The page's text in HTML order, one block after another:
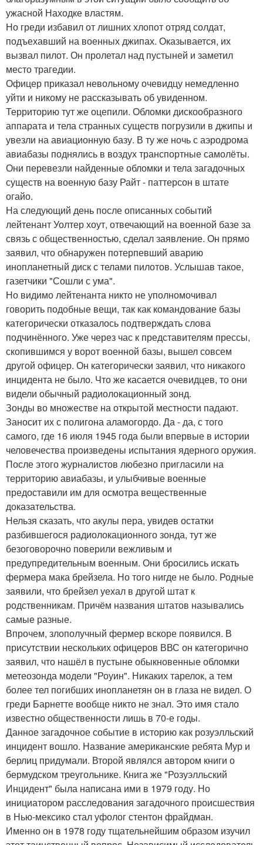
ужасной Находке властям.
Но греди избавил от лишних хлопот отряд солдат,
подъехавший на военных джипах. Оказывается, их
вызвал пилот. Он пролетал над пустыней и заметил
место трагедии.
Офицер приказал невольному очевидцу немедленно
уйти и никому не рассказывать об увиденном.
Территорию тут же оцепили. Обломки дискообразного
аппарата и тела странных существ погрузили в джипы и
увезли на авиационную базу. В ту же ночь с аэродрома
авиабазы поднялись в воздух транспортные самолёты.
Они перевезли найденные обломки и тела загадочных
существ на военную базу Райт - паттерсон в штате
огайо.
На следующий день после описанных событий
лейтенант Уолтер хоут, отвечающий на военной базе за
связь с общественностью, сделал заявление. Он прямо
заявил, что обнаружен потерпевший аварию
инопланетный диск с телами пилотов. Услышав такое,
газетчики "Сошли с ума".
Но видимо лейтенанта никто не уполномочивал
говорить подобные вещи, так как командование базы
категорически отказалось подтверждать слова
подчинённого. Уже через час к представителям прессы,
скопившимся у ворот военной базы, вышел совсем
другой офицер. Он категорически заявил, что никакого
инцидента не было. Что же касается очевидцев, то они
видели обычный радиолокационный зонд.
Зонды во множестве на открытой местности падают.
Заносит их с полигона аламогордо. Да - да, с того
самого, где 16 июля 1945 года были впервые в истории
человечества произведены испытания ядерного оружия.
После этого журналистов любезно пригласили на
территорию авиабазы, и улыбчивые военные
предоставили им для осмотра вещественные
доказательства.
Нельзя сказать, что акулы пера, увидев остатки
разбившегося радиолокационного зонда, тут же
безоговорочно поверили вежливым и
предупредительным военным. Они бросились искать
фермера мака брейзела. Но того нигде не было. Родные
заявили, что брейзел уехал в другой штат к
родственникам. Причём названия штатов назывались
самые разные.
Впрочем, злополучный фермер вскоре появился. В
присутствии нескольких офицеров ВВС он категорично
заявил, что нашёл в пустыне обыкновенные обломки
метеозонда модели "Роуин". Никаких тарелок, а тем
более тел погибших инопланетян он в глаза не видел. О
греди Барнетте вообще никто не знал. Это имя стало
известно общественности лишь в 70-е годы.
Данное загадочное событие в историю как розуэлльский
инцидент вошло. Название американские ребята Мур и
берлиц придумали. Второй являлся автором книги о
бермудском треугольнике. Книга же "Розуэлльский
Инцидент" была написана ими в 1979 году. Но
инициатором расследования загадочного происшествия
в Нью-мексико стал уфолог стентон фрайдман.
Именно он в 1978 году тщательнейшим образом изучил